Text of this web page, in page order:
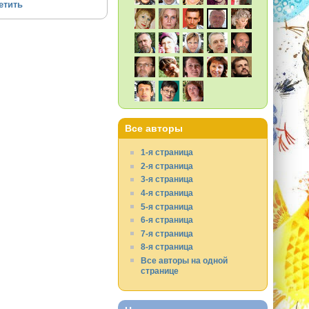
Все авторы
1-я страница
2-я страница
3-я страница
4-я страница
5-я страница
6-я страница
7-я страница
8-я страница
Все авторы на одной
странице